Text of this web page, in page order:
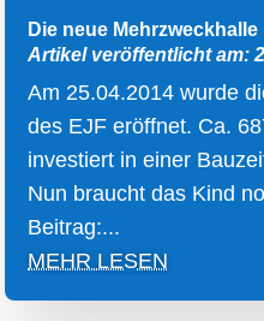
Die neue
Artikel veröffentlicht am:
Am 25.04.2014 wurde
des EJF eröffnet. Ca.
investiert in einer
Nun braucht das Kind
Beitrag:...
MEHR LESEN